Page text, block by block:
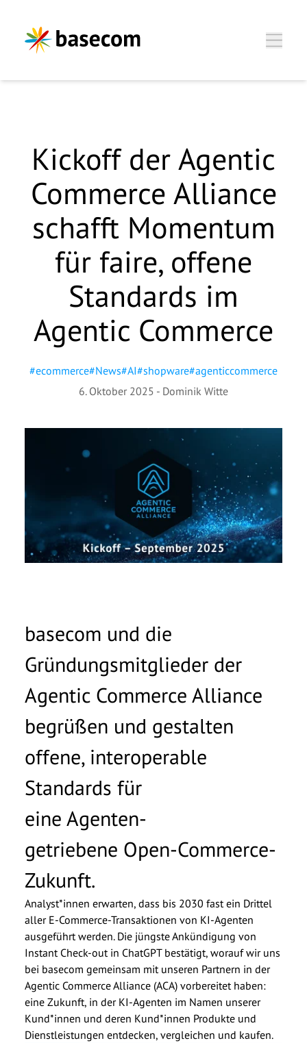
Kickoff der Agentic
Commerce Alliance
schafft Momentum
für faire, offene
Standards im
Agentic Commerce
#ecommerce#News#AI#shopware#agenticcommerce
6. Oktober 2025 - Dominik Witte
basecom und die
Gründungsmitglieder der
Agentic Commerce Alliance
begrüßen und gestalten
offene, interoperable
Standards für
eine Agenten-
getriebene Open-Commerce-
Zukunft.
Analyst*innen erwarten, dass bis 2030 fast ein Drittel
aller E-Commerce-Transaktionen von KI-Agenten
ausgeführt werden. Die jüngste Ankündigung von
Instant Check-out in ChatGPT bestätigt, worauf wir uns
bei basecom gemeinsam mit unseren Partnern in der
Agentic Commerce Alliance (ACA) vorbereitet haben:
eine Zukunft, in der KI-Agenten im Namen unserer
Kund*innen und deren Kund*innen Produkte und
Dienstleistungen entdecken, vergleichen und kaufen.
Wir freuen uns, Sie
kennenzulernen.
Anrede*
Unternehmen *
Telefonnummer
Nachricht
werden und willige ein, dass meine Daten an
weitergeleitet werden. Diese Einwilligung kann
widerrufen. DieDatenschutzerklärunghabe ich
gelesen.